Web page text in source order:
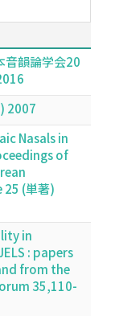
韻論学会20
2007
Nasals in
of
(単著)
in
: papers
from the
35,110-